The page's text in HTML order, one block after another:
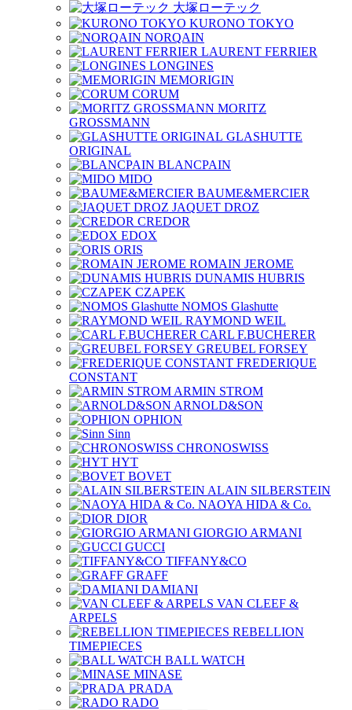
大塚ローテック
KURONO TOKYO
NORQAIN
LAURENT FERRIER
LONGINES
MEMORIGIN
CORUM
MORITZ
GROSSMANN
GLASHUTTE
ORIGINAL
BLANCPAIN
MIDO
BAUME&MERCIER
JAQUET DROZ
CREDOR
EDOX
ORIS
ROMAIN JEROME
DUNAMIS HUBRIS
CZAPEK
NOMOS Glashutte
RAYMOND WEIL
CARL F.BUCHERER
GREUBEL FORSEY
FREDERIQUE
CONSTANT
ARMIN STROM
ARNOLD&SON
OPHION
Sinn
CHRONOSWISS
HYT
BOVET
ALAIN SILBERSTEIN
NAOYA HIDA & Co.
DIOR
GIORGIO ARMANI
GUCCI
TIFFANY&CO
GRAFF
DAMIANI
VAN CLEEF &
ARPELS
REBELLION
TIMEPIECES
BALL WATCH
MINASE
PRADA
RADO